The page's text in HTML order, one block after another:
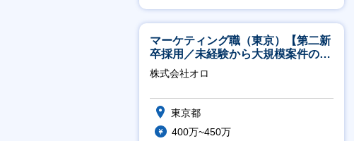
月残業20時間以内
マーケティング職（東京）【第二新
卒採用／未経験から大規模案件のマ
ーケティングが経験できる／研修充
実】
株式会社オロ
東京都
400万~450万